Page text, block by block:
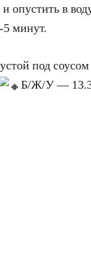
опустить в
минут.
под соусом
Б/Ж/У —